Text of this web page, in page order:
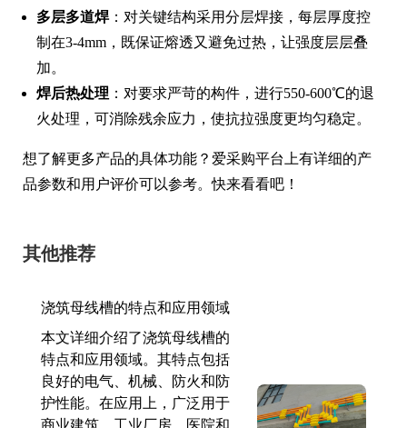
多层多道焊：对关键结构采用分层焊接，每层厚度控
制在3-4mm，既保证熔透又避免过热，让强度层层叠
加。
焊后热处理 ：对要求严苛的构件，进行550-600℃的退
火处理，可消除残余应力，使抗拉强度更均匀稳定。
想了解更多产品的具体功能？爱采购平台上有详细的产
品参数和用户评价可以参考。快来看看吧！
其他推荐
浇筑母线槽的特点和应用领域
本文详细介绍了浇筑母线槽的
特点和应用领域。其特点包括
良好的电气、机械、防火和防
护性能。在应用上，广泛用于
商业建筑、工业厂房、医院和